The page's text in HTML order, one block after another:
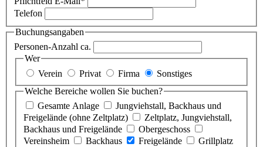
Telefon
Buchungsangaben
Personen-Anzahl ca.
Wer
Verein
Privat Firma
Sonstiges
Welche Bereiche wollen Sie buchen?
Gesamte Anlage
Jungviehstall, Backhaus und
Freigelände (ohne Zeltplatz)
Zeltplatz, Jungviehstall,
Backhaus und Freigelände
Obergeschoss
Vereinsheim
Backhaus Freigelände
Grillplatz